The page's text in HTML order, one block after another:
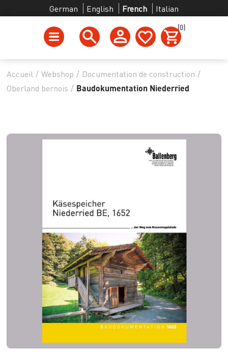
German English French Italian
(0)
Accueil / Webshop / Documentation de construction /
Oberland bernois / Baudokumentation Niederried